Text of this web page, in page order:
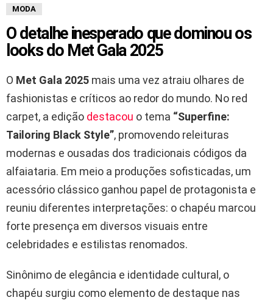
MODA
O detalhe inesperado que dominou os
looks do Met Gala 2025
O Met Gala 2025 mais uma vez atraiu olhares de
fashionistas e críticos ao redor do mundo. No red
carpet, a edição destacou o tema “Superfine:
Tailoring Black Style”, promovendo releituras
modernas e ousadas dos tradicionais códigos da
alfaiataria. Em meio a produções sofisticadas, um
acessório clássico ganhou papel de protagonista e
reuniu diferentes interpretações: o chapéu marcou
forte presença em diversos visuais entre
celebridades e estilistas renomados.
Sinônimo de elegância e identidade cultural, o
chapéu surgiu como elemento de destaque nas